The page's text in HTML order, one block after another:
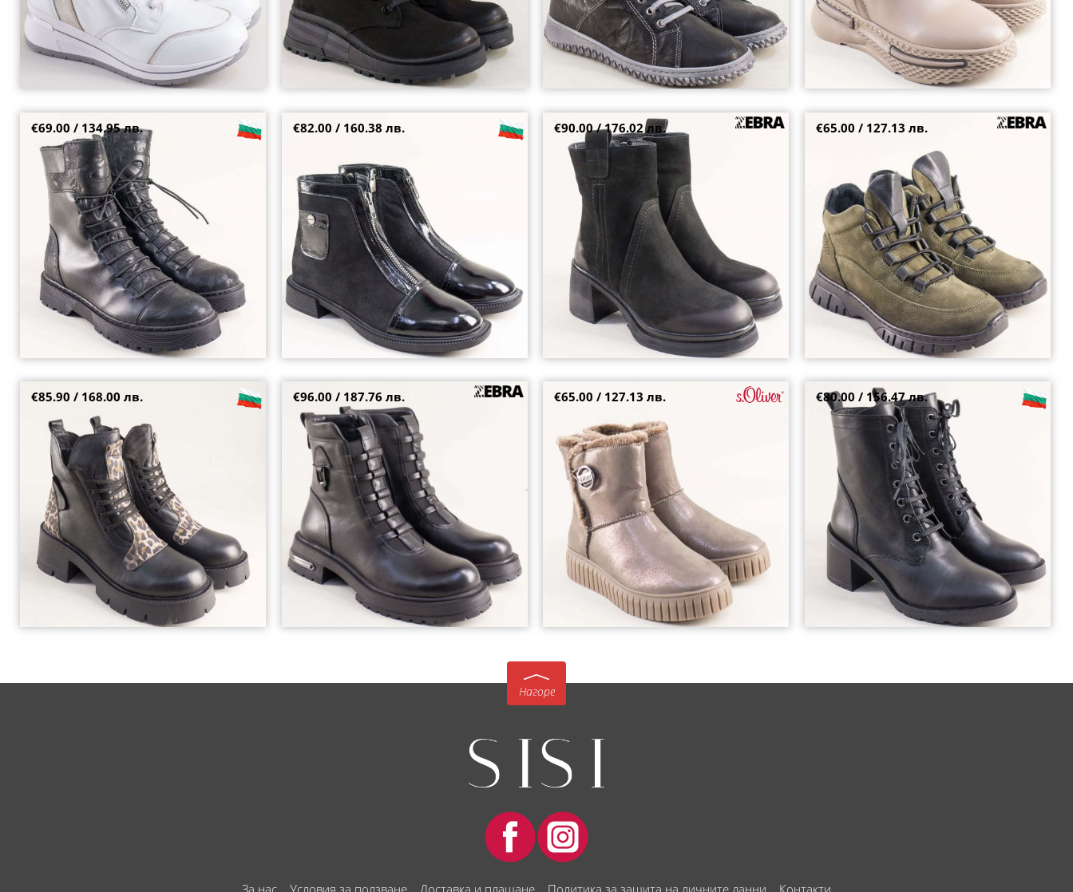
Фешън дамски боти в черна атрактивна кожа
на платформа 1949chps
€69.00 / 134.95 лв.
Комфортни дамски боти от естествен набук с
37 39 40
€82.00 / 160.38 лв.
Стилни дамски боти на платформа и висок ток
в черен набук 10704vch
38
€90.00 / 176.02 лв.
Дамски боти в модерен зелен набук с
39 40 41
€65.00 / 127.13 лв.
Естествена кожа дамски боти в черен цвят с
леопардов принт k34achps1
40
€85.90 / 168.00 лв.
Черни кожени дамски боти на платформа и
ток с модерна визия 25758ch
40
€96.00 / 187.76 лв.
Топли дамски боти S.OLIVER на равно ходило с
37 38 39
€65.00 / 127.13 лв.
Естествена кожа дамски боти на среден ток с
топъл хастар и връзки в черен цвят
janet1356ch
€80.00 / 156.47 лв.
Нагоре
За нас Условия за ползване Доставка и плащане Политика за защита на личните данни Контакти